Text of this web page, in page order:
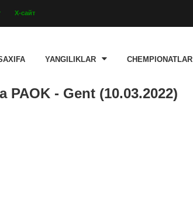
Х-сайт
YANGILIKLAR CHEMPIONATLAR
PAOK - Gent (10.03.2022)